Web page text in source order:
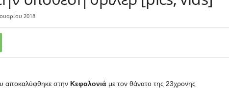
2018
αποκαλύφθηκε στην Κεφαλονιά με τον θάνατο της 23χρονης